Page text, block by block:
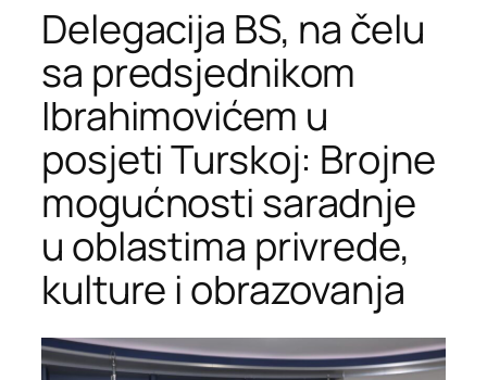
Delegacija BS, na čelu
sa predsjednikom
Ibrahimovićem u
posjeti Turskoj: Brojne
mogućnosti saradnje
u oblastima privrede,
kulture i obrazovanja